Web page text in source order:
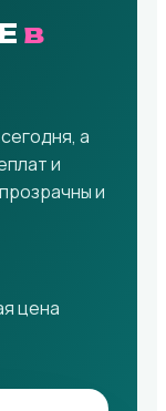
в
а
и
и
цена